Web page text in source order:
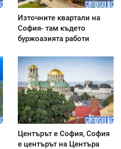
Източните квартали на
София- там където
буржоазията работи
Центърът е София, София
е центърът на Центъра